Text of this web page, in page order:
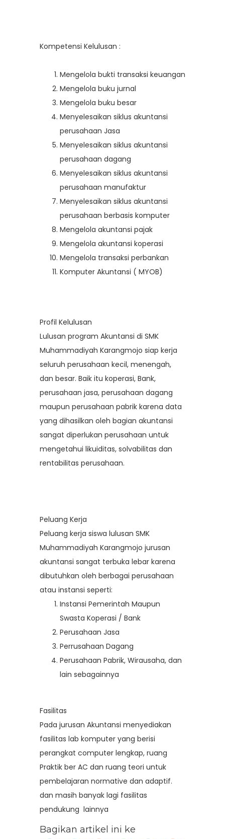
Kompetensi Kelulusan :
Mengelola bukti transaksi keuangan
Mengelola buku jurnal
Mengelola buku besar
Menyelesaikan siklus akuntansi
perusahaan Jasa
Menyelesaikan siklus akuntansi
perusahaan dagang
Menyelesaikan siklus akuntansi
perusahaan manufaktur
Menyelesaikan siklus akuntansi
perusahaan berbasis komputer
Mengelola akuntansi pajak
Mengelola akuntansi koperasi
Mengelola transaksi perbankan
Komputer Akuntansi ( MYOB)
Profil Kelulusan
Lulusan program Akuntansi di SMK
Muhammadiyah Karangmojo siap kerja
seluruh perusahaan kecil, menengah,
dan besar. Baik itu koperasi, Bank,
perusahaan jasa, perusahaan dagang
maupun perusahaan pabrik karena data
yang dihasilkan oleh bagian akuntansi
sangat diperlukan perusahaan untuk
mengetahui likuiditas, solvabilitas dan
rentabilitas perusahaan.
Peluang Kerja
Peluang kerja siswa lulusan SMK
Muhammadiyah Karangmojo jurusan
akuntansi sangat terbuka lebar karena
dibutuhkan oleh berbagai perusahaan
atau instansi seperti:
Instansi Pemerintah Maupun
Swasta Koperasi / Bank
Perusahaan Jasa
Perrusahaan Dagang
Perusahaan Pabrik, Wirausaha, dan
lain sebagainnya
Fasilitas
Pada jurusan Akuntansi menyediakan
fasilitas lab komputer yang berisi
perangkat computer lengkap, ruang
Praktik ber AC dan ruang teori untuk
pembelajaran normative dan adaptif.
dan masih banyak lagi fasilitas
pendukung lainnya
Bagikan artikel ini ke